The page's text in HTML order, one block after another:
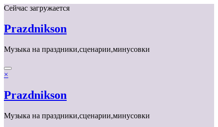
Перейти
содержимому
Сейчас загружается
Prazdnikson
Музыка на праздники,сценарии,минусовки
×
Prazdnikson
Музыка на праздники,сценарии,минусовки